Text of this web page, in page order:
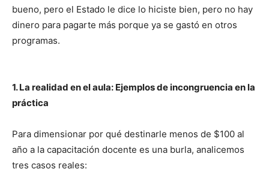
bueno, pero el Estado le dice lo hiciste bien, pero no hay
dinero para pagarte más porque ya se gastó en otros
programas.
1. La realidad en el aula: Ejemplos de incongruencia en la
práctica
Para dimensionar por qué destinarle menos de $100 al
año a la capacitación docente es una burla, analicemos
tres casos reales: